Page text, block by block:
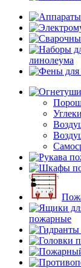
линолеума
пожарные